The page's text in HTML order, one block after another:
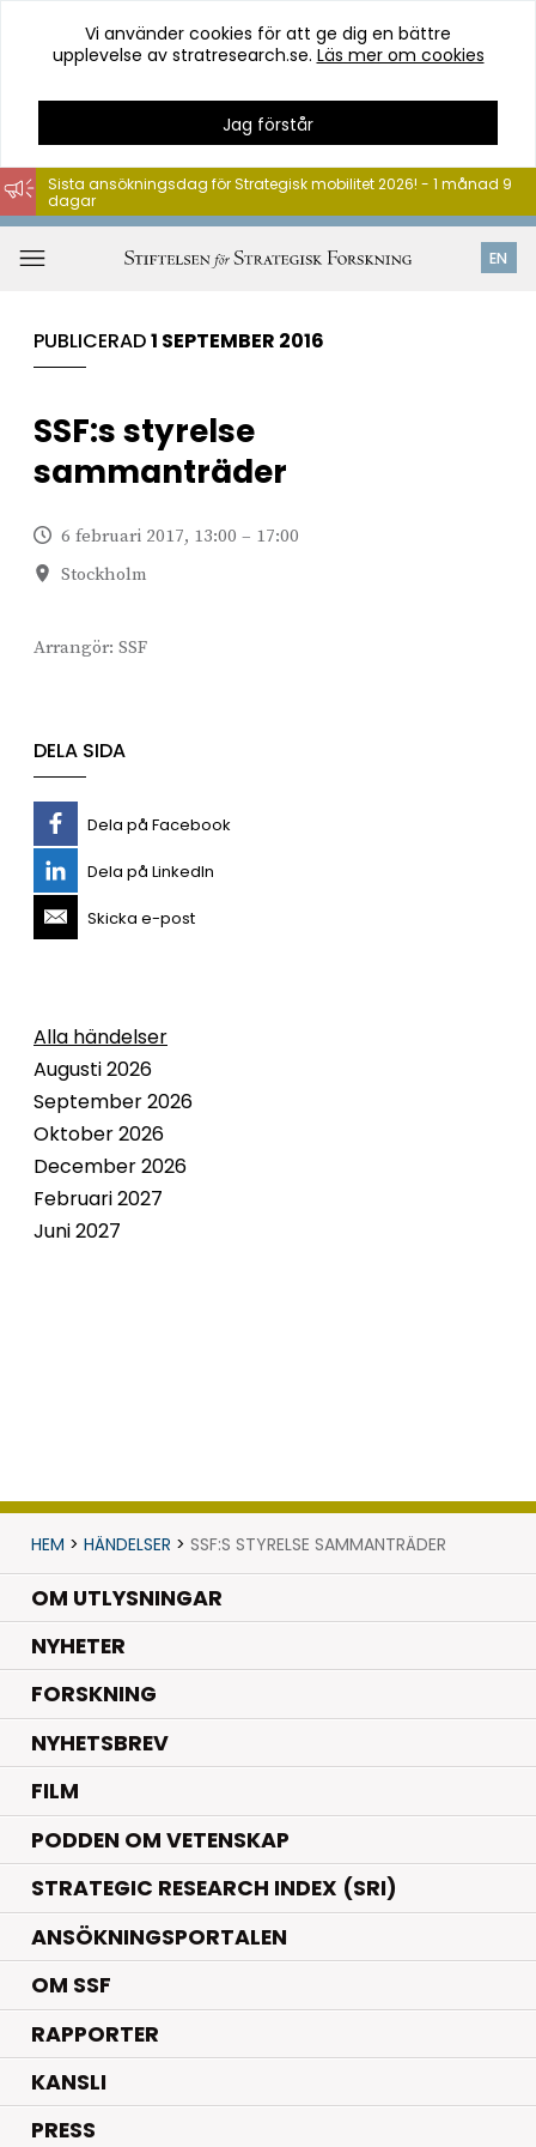
Hoppa
till
innehåll
Vi använder cookies för att ge dig en bättre
upplevelse av stratresearch.se. Läs mer om cookies
Jag förstår
EN
Sista ansökningsdag för Strategisk mobilitet 2026! - 1 månad 9
dagar
PUBLICERAD1 SEPTEMBER 2016
SSF:s styrelse
sammanträder
6 februari 2017, 13:00 – 17:00
Stockholm
Arrangör: SSF
DELA SIDA
Dela på Facebook
Dela på LinkedIn
Skicka e-post
Alla händelser
Augusti 2026
September 2026
Oktober 2026
December 2026
Februari 2027
Juni 2027
HEM > HÄNDELSER > SSF:S STYRELSE SAMMANTRÄDER
OM UTLYSNINGAR
NYHETER.
FORSKNING.
NYHETSBREV
FILM
PODDEN OM VETENSKAP
STRATEGIC RESEARCH INDEX (SRI)
ANSÖKNINGSPORTALEN
OM SSF
RAPPORTER
KANSLI
PRESS